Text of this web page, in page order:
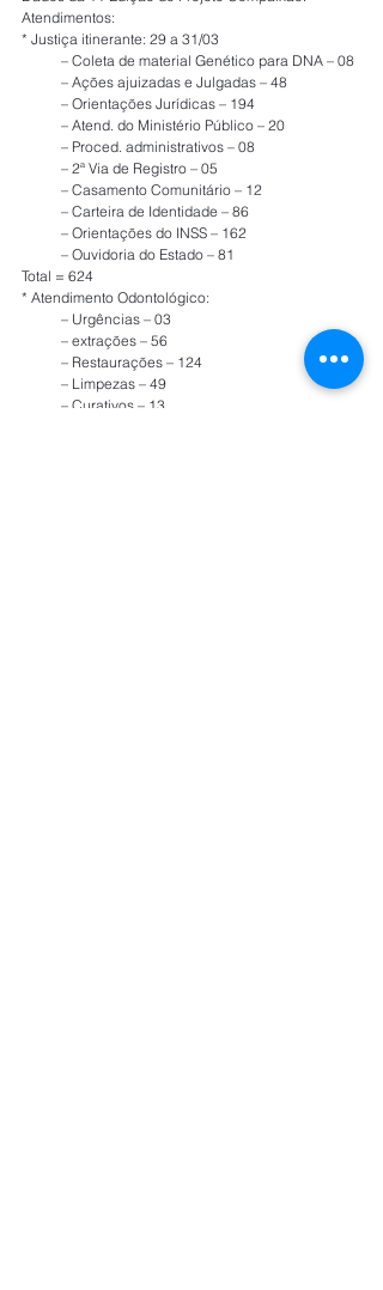
Atendimentos:
* Justiça itinerante: 29 a 31/03
           – Coleta de material Genético para DNA – 08
           – Ações ajuizadas e Julgadas – 48
           – Orientações Jurídicas – 194
           – Atend. do Ministério Público – 20
           – Proced. administrativos – 08
           – 2ª Via de Registro – 05
           – Casamento Comunitário – 12
           – Carteira de Identidade – 86
           – Orientações do INSS – 162
           – Ouvidoria do Estado – 81
Total = 624
* Atendimento Odontológico:
           – Urgências – 03
           – extrações – 56
           – Restaurações – 124
           – Limpezas – 49
           – Curativos – 13